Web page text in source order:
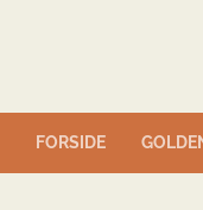
FORSIDE